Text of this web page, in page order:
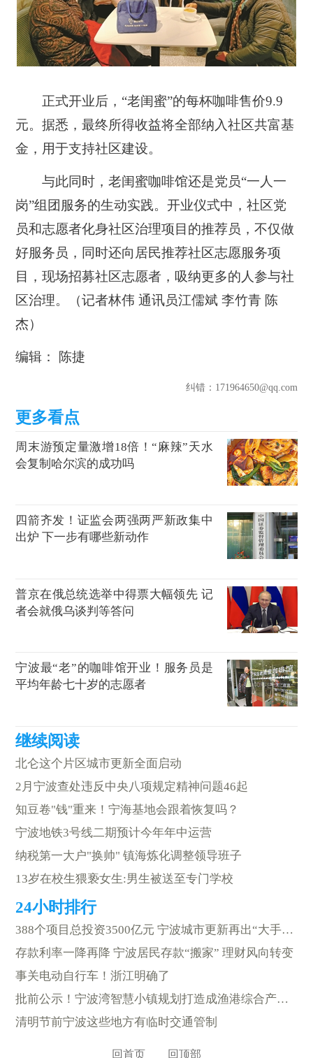
正式开业后，“老闺蜜”的每杯咖啡售价9.9
元。据悉，最终所得收益将全部纳入社区共富基
金，用于支持社区建设。
与此同时，老闺蜜咖啡馆还是党员“一人一
岗”组团服务的生动实践。开业仪式中，社区党
员和志愿者化身社区治理项目的推荐员，不仅做
好服务员，同时还向居民推荐社区志愿服务项
目，现场招募社区志愿者，吸纳更多的人参与社
区治理。（记者林伟 通讯员江儒斌 李竹青 陈
杰）
编辑： 陈捷
纠错：171964650@qq.com
周末游预定量激增18倍！“麻辣”天水
会复制哈尔滨的成功吗
四箭齐发！证监会两强两严新政集中
出炉 下一步有哪些新动作
普京在俄总统选举中得票大幅领先 记
者会就俄乌谈判等答问
宁波最“老”的咖啡馆开业！服务员是
平均年龄七十岁的志愿者
北仑这个片区城市更新全面启动
2月宁波查处违反中央八项规定精神问题46起
知豆卷"钱"重来！宁海基地会跟着恢复吗？
宁波地铁3号线二期预计今年年中运营
纳税第一大户"换帅" 镇海炼化调整领导班子
13岁在校生猥亵女生:男生被送至专门学校
388个项目总投资3500亿元 宁波城市更新再出“大手笔”
存款利率一降再降 宁波居民存款“搬家” 理财风向转变
事关电动自行车！浙江明确了
批前公示！宁波湾智慧小镇规划打造成渔港综合产业功能区
清明节前宁波这些地方有临时交通管制
回首页 回顶部